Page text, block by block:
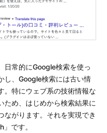
日常的にGoogle検索を使っ
し、Google検索には古い情
。特にウェブ系の技術情報な
ため、はじめから検索結果に
ながります。それを実現でき
です。